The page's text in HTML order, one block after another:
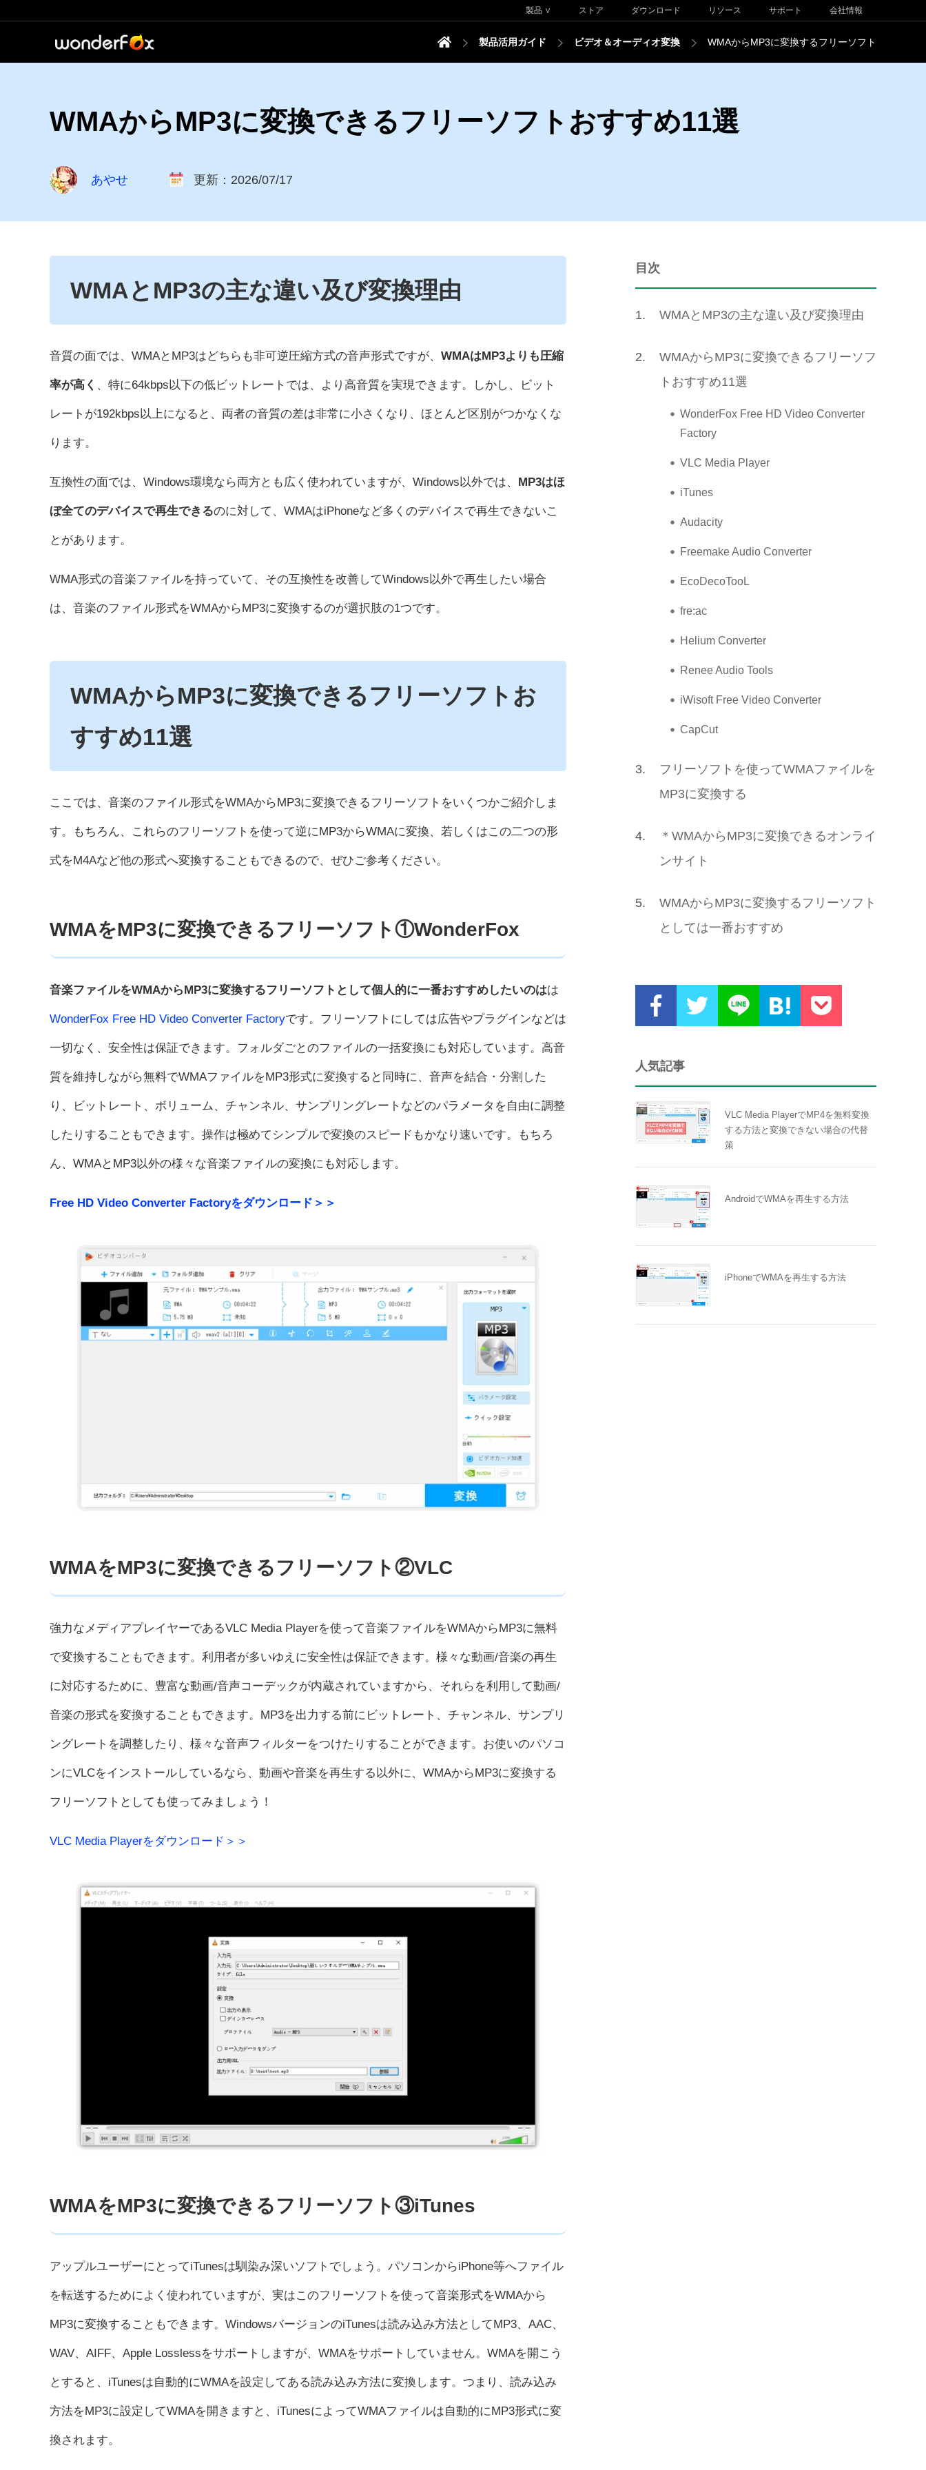
会社情報
サポート
リソース
ダウンロード
ストア
製品 ∨
WMAからMP3に変換するフリーソフト
ビデオ＆オーディオ変換
製品活用ガイド
WMAからMP3に変換できるフリーソフトおすすめ11選
あやせ 更新：2026/07/17
WMAとMP3の主な違い及び変換理由
音質の面では、WMAとMP3はどちらも非可逆圧縮方式の音声形式ですが、 WMAはMP3よりも圧縮
率が高く 、特に64kbps以下の低ビットレートでは、より高音質を実現できます。しかし、ビット
レートが192kbps以上になると、両者の音質の差は非常に小さくなり、ほとんど区別がつかなくな
ります。
互換性の面では、Windows環境なら両方とも広く使われていますが、Windows以外では、 MP3はほ
ぼ全てのデバイスで再生できるのに対して、WMAはiPhoneなど多くのデバイスで再生できないこ
とがあります。
WMA形式の音楽ファイルを持っていて、その互換性を改善してWindows以外で再生したい場合
は、音楽のファイル形式をWMAからMP3に変換するのが選択肢の1つです。
WMAからMP3に変換できるフリーソフトお
すすめ11選
ここでは、音楽のファイル形式をWMAからMP3に変換できるフリーソフトをいくつかご紹介しま
す。もちろん、これらのフリーソフトを使って逆にMP3からWMAに変換、若しくはこの二つの形
式をM4Aなど他の形式へ変換することもできるので、ぜひご参考ください。
WMAをMP3に変換できるフリーソフト①WonderFox
音楽ファイルをWMAからMP3に変換するフリーソフトとして個人的に一番おすすめしたいのはは
WonderFox Free HD Video Converter Factoryです。フリーソフトにしては広告やプラグインなどは
一切なく、安全性は保証できます。フォルダごとのファイルの一括変換にも対応しています。高音
質を維持しながら無料でWMAファイルをMP3形式に変換すると同時に、音声を結合・分割した
り、ビットレート、ボリューム、チャンネル、サンプリングレートなどのパラメータを自由に調整
したりすることもできます。操作は極めてシンプルで変換のスピードもかなり速いです。もちろ
ん、WMAとMP3以外の様々な音楽ファイルの変換にも対応します。
Free HD Video Converter Factoryをダウンロード＞＞
WMAをMP3に変換できるフリーソフト②VLC
強力なメディアプレイヤーであるVLC Media Playerを使って音楽ファイルをWMAからMP3に無料
で変換することもできます。利用者が多いゆえに安全性は保証できます。様々な動画/音楽の再生
に対応するために、豊富な動画/音声コーデックが内蔵されていますから、それらを利用して動画/
音楽の形式を変換することもできます。MP3を出力する前にビットレート、チャンネル、サンプリ
ングレートを調整したり、様々な音声フィルターをつけたりすることができます。お使いのパソコ
ンにVLCをインストールしているなら、動画や音楽を再生する以外に、WMAからMP3に変換する
フリーソフトとしても使ってみましょう！
VLC Media Playerをダウンロード＞＞
WMAをMP3に変換できるフリーソフト③iTunes
アップルユーザーにとってiTunesは馴染み深いソフトでしょう。パソコンからiPhone等へファイル
を転送するためによく使われていますが、実はこのフリーソフトを使って音楽形式をWMAから
MP3に変換することもできます。WindowsバージョンのiTunesは読み込み方法としてMP3、AAC、
WAV、AIFF、Apple Losslessをサポートしますが、WMAをサポートしていません。WMAを開こう
とすると、iTunesは自動的にWMAを設定してある読み込み方法に変換します。つまり、読み込み
方法をMP3に設定してWMAを開きますと、iTunesによってWMAファイルは自動的にMP3形式に変
換されます。
目次
1. WMAとMP3の主な違い及び変換理由
2.
WMAからMP3に変換できるフリーソフ
トおすすめ11選
WonderFox Free HD Video Converter
Factory
VLC Media Player
iTunes
Audacity
Freemake Audio Converter
EcoDecoTooL
fre:ac
Helium Converter
Renee Audio Tools
iWisoft Free Video Converter
CapCut
3.
フリーソフトを使ってWMAファイルを
MP3に変換する
4.
＊WMAからMP3に変換できるオンライ
ンサイト
5.
WMAからMP3に変換するフリーソフト
としては一番おすすめ
人気記事
VLC Media PlayerでMP4を無料変換
する方法と変換できない場合の代替
策
AndroidでWMAを再生する方法
iPhoneでWMAを再生する方法